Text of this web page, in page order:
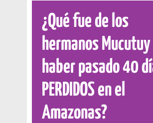
¿Qué fue de los
hermanos
haber pasado 40
PERDIDOS en el
Amazonas?